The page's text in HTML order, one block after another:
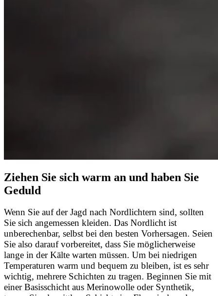
Ziehen Sie sich warm an und haben Sie
Geduld
Wenn Sie auf der Jagd nach Nordlichtern sind, sollten
Sie sich angemessen kleiden. Das Nordlicht ist
unberechenbar, selbst bei den besten Vorhersagen. Seien
Sie also darauf vorbereitet, dass Sie möglicherweise
lange in der Kälte warten müssen. Um bei niedrigen
Temperaturen warm und bequem zu bleiben, ist es sehr
wichtig, mehrere Schichten zu tragen. Beginnen Sie mit
einer Basisschicht aus Merinowolle oder Synthetik,